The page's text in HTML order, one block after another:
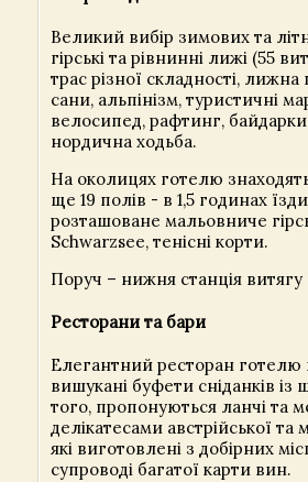
Великий вибір зимових та
гірські та рівнинні лижі (55
трас різної складності,
сани, альпінізм, туристичні
велосипед, рафтинг,
нордична ходьба.
На околицях готелю
ще 19 полів - в 1,5 годинах
розташоване мальовниче
Schwarzsee, тенісні корти.
Поруч – нижня станція
Ресторани та бари
Елегантний ресторан готелю
вишукані буфети сніданків
того, пропонуються ланчі та
делікатесами австрійської та
які виготовлені з добірних
супроводі багатої карти вин.